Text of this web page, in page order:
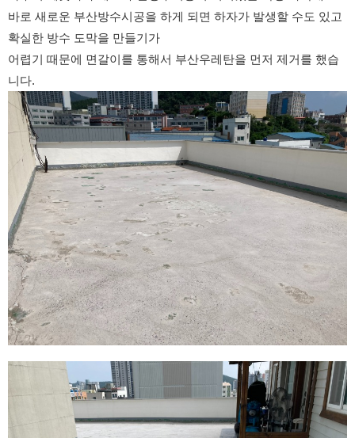
바로 새로운 부산방수시공을 하게 되면 하자가 발생할 수도 있고
확실한 방수 도막을 만들기가
어렵기 때문에 면갈이를 통해서 부산우레탄을 먼저 제거를 했습
니다.